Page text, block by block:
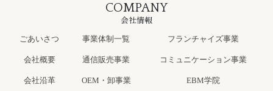
COMPANY
会社情報
ごあいさつ
会社概要
会社沿革
事業体制一覧
通信販売事業
OEM・卸事業
フランチャイズ事業
コミュニケーション事業
EBM学院